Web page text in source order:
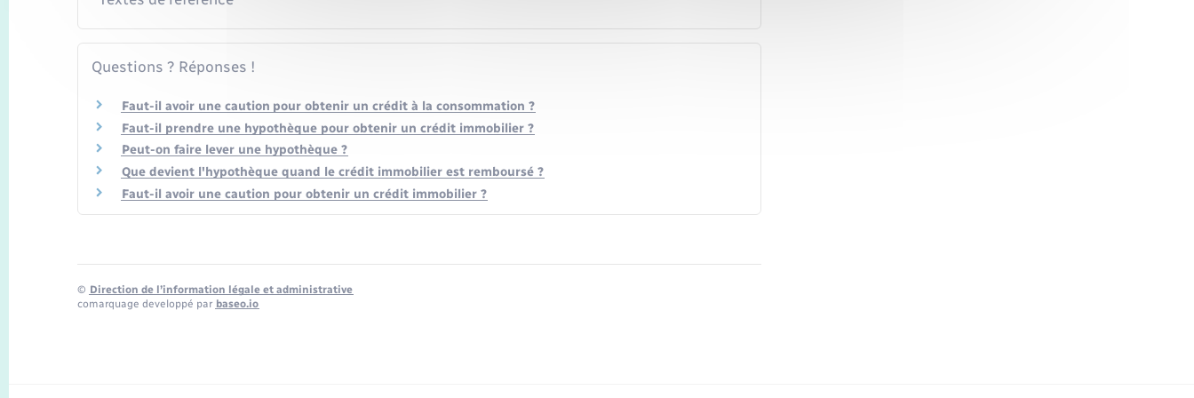
Questions ? Réponses !
Faut-il avoir une caution pour obtenir un crédit à la consommation ?
Faut-il prendre une hypothèque pour obtenir un crédit immobilier ?
Peut-on faire lever une hypothèque ?
Que devient l'hypothèque quand le crédit immobilier est remboursé ?
Faut-il avoir une caution pour obtenir un crédit immobilier ?
© Direction de l’information légale et administrative
comarquage developpé par baseo.io